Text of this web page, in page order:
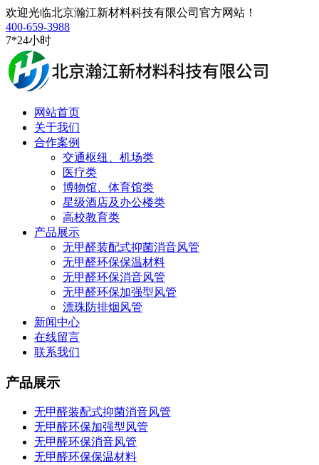
欢迎光临北京瀚江新材料科技有限公司官方网站！
400-659-3988
7*24小时
网站首页
关于我们
合作案例
交通枢纽、机场类
医疗类
博物馆、体育馆类
星级酒店及办公楼类
高校教育类
产品展示
无甲醛装配式抑菌消音风管
无甲醛环保保温材料
无甲醛环保消音风管
无甲醛环保加强型风管
漂珠防排烟风管
新闻中心
在线留言
联系我们
产品展示
无甲醛装配式抑菌消音风管
无甲醛环保加强型风管
无甲醛环保消音风管
无甲醛环保保温材料